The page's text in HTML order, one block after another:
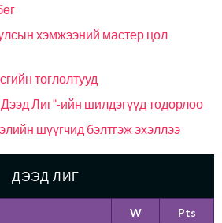
хэмжээний мастер цол
тоглолтууд
Лиг”-ийн шилдэгүүд тодорлоо
шүүгчид бэлтгэж эхэллээ
ДЭЭД ЛИГ
W Pts